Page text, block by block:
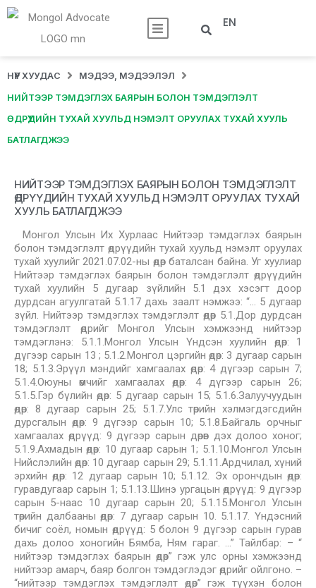
EN
НҮҮР ХУУДАС МЭДЭЭ, МЭДЭЭЛЭЛ
НИЙТЭЭР ТЭМДЭГЛЭХ БАЯРЫН БОЛОН ТЭМДЭГЛЭЛТ
ӨДРҮҮДИЙН ТУХАЙ ХУУЛЬД НЭМЭЛТ ОРУУЛАХ ТУХАЙ ХУУЛЬ
БАТЛАГДЖЭЭ
НИЙТЭЭР ТЭМДЭГЛЭХ БАЯРЫН БОЛОН ТЭМДЭГЛЭЛТ
ӨДРҮҮДИЙН ТУХАЙ ХУУЛЬД НЭМЭЛТ ОРУУЛАХ ТУХАЙ
ХУУЛЬ БАТЛАГДЖЭЭ
Монгол Улсын Их Хурлаас Нийтээр тэмдэглэх баярын
болон тэмдэглэлт өдрүүдийн тухай хуульд нэмэлт оруулах
тухай хуулийг 2021.07.02-ны өдөр баталсан байна. Уг хуулиар
Нийтээр тэмдэглэх баярын болон тэмдэглэлт өдрүүдийн
тухай хуулийн 5 дугаар зүйлийн 5.1 дэх хэсэгт доор
дурдсан агуулгатай 5.1.17 дахь заалт нэмжээ: “… 5 дугаар
зүйл. Нийтээр тэмдэглэх тэмдэглэлт өдөр 5.1.Дор дурдсан
тэмдэглэлт өдрийг Монгол Улсын хэмжээнд нийтээр
тэмдэглэнэ: 5.1.1.Монгол Улсын Үндсэн хуулийн өдөр: 1
дүгээр сарын 13 ; 5.1.2.Монгол цэргийн өдөр: 3 дугаар сарын
18; 5.1.3.Эрүүл мэндийг хамгаалах өдөр: 4 дүгээр сарын 7;
5.1.4.Оюуны өмчийг хамгаалах өдөр: 4 дүгээр сарын 26;
5.1.5.Гэр бүлийн өдөр: 5 дугаар сарын 15; 5.1.6.Залуучуудын
өдөр: 8 дугаар сарын 25; 5.1.7.Улс төрийн хэлмэгдэгсдийн
дурсгалын өдөр: 9 дүгээр сарын 10; 5.1.8.Байгаль орчныг
хамгаалах өдрүүд: 9 дүгээр сарын дөрөв дэх долоо хоног;
5.1.9.Ахмадын өдөр: 10 дугаар сарын 1; 5.1.10.Монгол Улсын
Нийслэлийн өдөр: 10 дугаар сарын 29; 5.1.11.Ардчилал, хүний
эрхийн өдөр: 12 дугаар сарын 10; 5.1.12. Эх орончдын өдөр:
гуравдугаар сарын 1; 5.1.13.Шинэ ургацын өдрүүд: 9 дүгээр
сарын 5-наас 10 дугаар сарын 20; 5.1.15.Монгол Улсын
төрийн далбааны өдөр: 7 дугаар сарын 10. 5.1.17. Үндэсний
бичиг соёл, номын өдрүүд: 5 болон 9 дүгээр сарын гурав
дахь долоо хоногийн Бямба, Ням гараг. …” Тайлбар: – “
нийтээр тэмдэглэх баярын өдөр” гэж улс орны хэмжээнд
нийтээр амарч, баяр болгон тэмдэглэдэг өдрийг ойлгоно. –
“нийтээр тэмдэглэх тэмдэглэлт өдөр” гэж түүхэн болон